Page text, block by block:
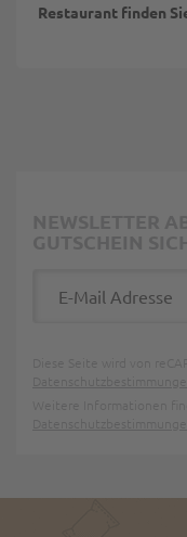
Restaurant finden